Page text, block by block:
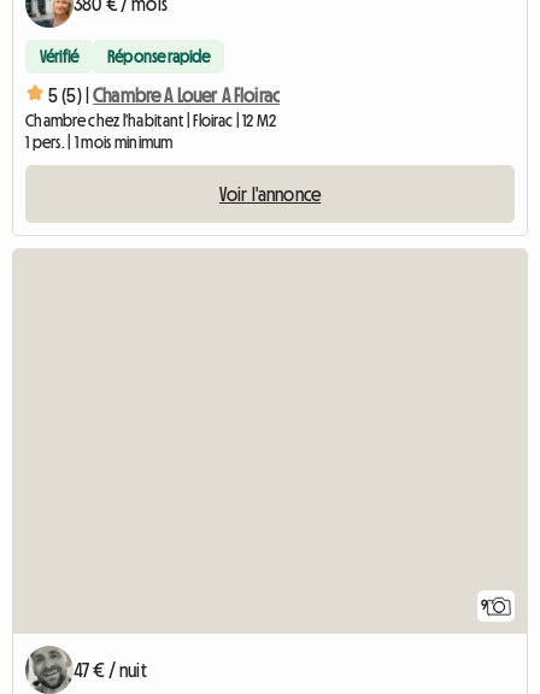
380 € / mois
Vérifié Réponse rapide
5 (5) | Chambre A Louer A Floirac
Chambre chez l'habitant | Floirac | 12 M2
1 pers. | 1 mois minimum
Voir l'annonce
9
47 € / nuit